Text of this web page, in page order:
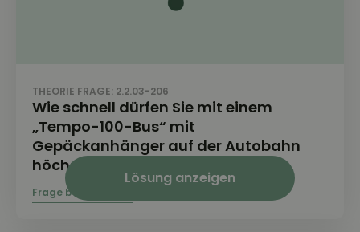
Lösung anzeigen
THEORIE FRAGE: 2.2.03-206
Wie schnell dürfen Sie mit einem
„Tempo-100-Bus“ mit
Gepäckanhänger auf der Autobahn
höchstens fahren?